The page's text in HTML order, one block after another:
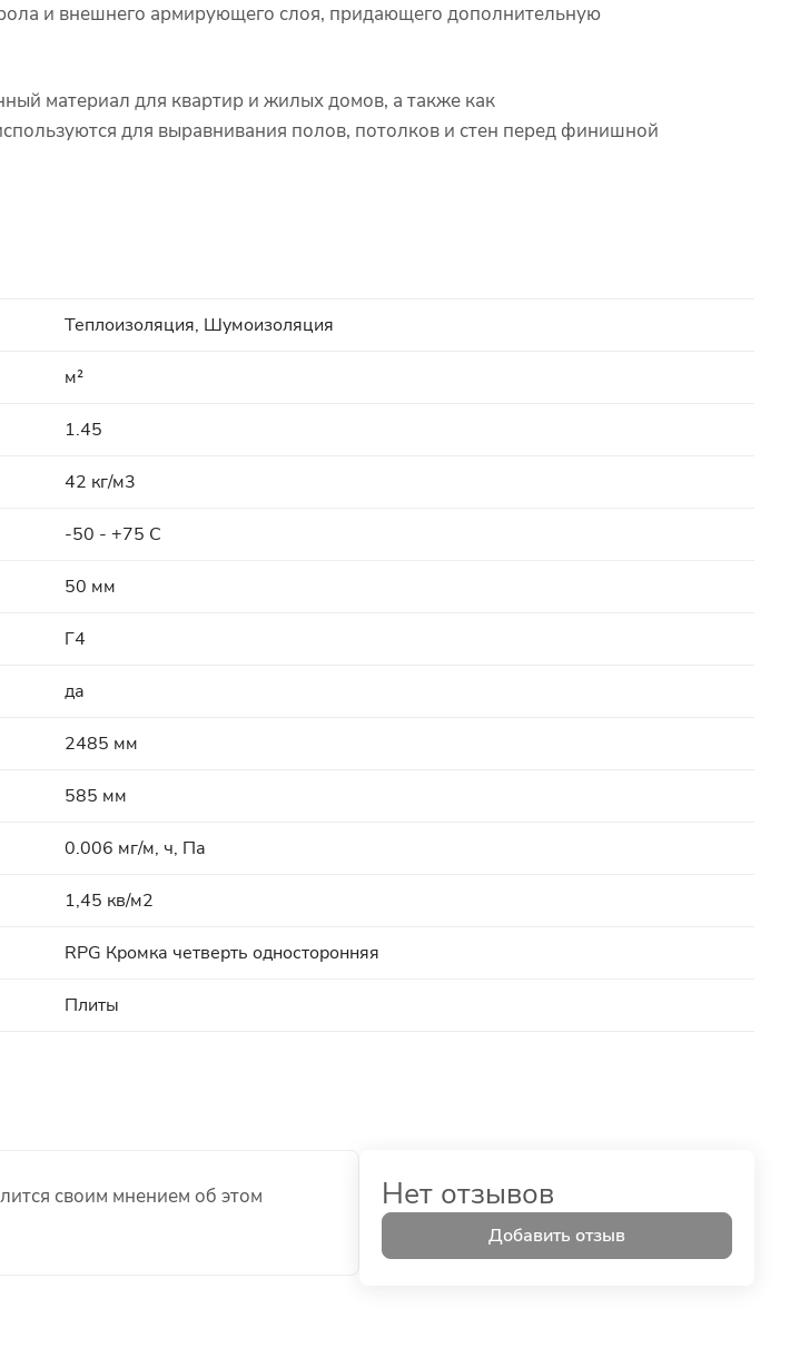
и внешнего армирующего слоя, придающего дополнительную
материал для квартир и жилых домов, а также как
для выравнивания полов, потолков и стен перед финишной
Теплоизоляция, Шумоизоляция
м²
1.45
42 кг/м3
-50 - +75 C
50 мм
Г4
да
2485 мм
585 мм
0.006 мг/м, ч, Па
1,45 кв/м2
RPG Кромка четверть односторонняя
Плиты
своим мнением об этом
Нет отзывов
Добавить отзыв